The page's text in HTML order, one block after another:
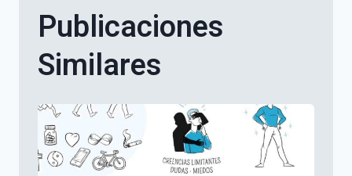
Publicaciones
Similares